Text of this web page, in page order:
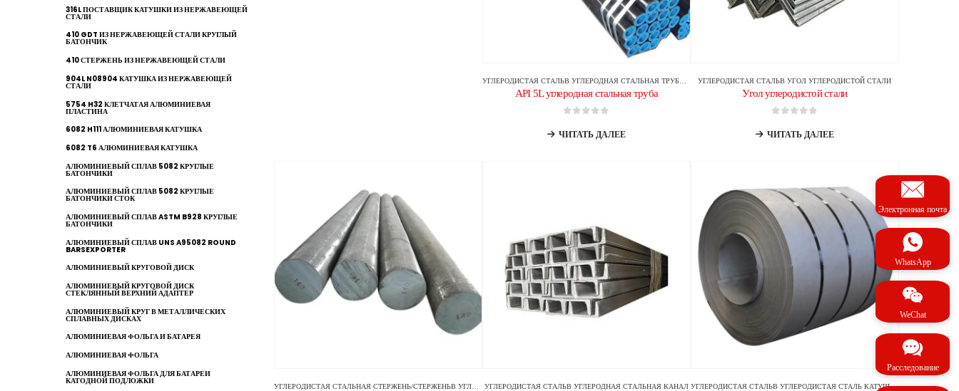
УГЛЕРОДИСТАЯ СТАЛЬВ УГЛЕРОДНАЯ СТАЛЬНАЯ ТРУБА/ТРУБКА
API 5L углеродная стальная труба
ЧИТАТЬ ДАЛЕЕ
УГЛЕРОДИСТАЯ СТАЛЬВУГОЛ УГЛЕРОДИСТОЙ СТАЛИ
Угол углеродистой стали
ЧИТАТЬ ДАЛЕЕ
УГЛЕРОДИСТАЯ СТАЛЬНАЯ СТЕРЖЕНЬ/СТЕРЖЕНЬВ УГЛЕРОДИСТАЯ СТАЛЬ УГЛЕРОДИСТАЯ СТАЛЬВ УГЛЕРОДНАЯ СТАЛЬНАЯ КАНАЛ УГЛЕРОДИСТАЯ СТАЛЬВ УГЛЕРОДИСТАЯ СТАЛЬ КАТУШКА
316L ПОСТАВЩИК КАТУШКИ ИЗ НЕРЖАВЕЮЩЕЙ
СТАЛИ
410 GDT ИЗ НЕРЖАВЕЮЩЕЙ СТАЛИ КРУГЛЫЙ
БАТОНЧИК
410 СТЕРЖЕНЬ ИЗ НЕРЖАВЕЮЩЕЙ СТАЛИ
904L N08904 КАТУШКА ИЗ НЕРЖАВЕЮЩЕЙ
СТАЛИ
5754 H32 КЛЕТЧАТАЯ АЛЮМИНИЕВАЯ
ПЛАСТИНА
6082 H111 АЛЮМИНИЕВАЯ КАТУШКА
6082 T6 АЛЮМИНИЕВАЯ КАТУШКА
АЛЮМИНИЕВЫЙ СПЛАВ 5082 КРУГЛЫЕ
БАТОНЧИКИ
АЛЮМИНИЕВЫЙ СПЛАВ 5082 КРУГЛЫЕ
БАТОНЧИКИ СТОК
АЛЮМИНИЕВЫЙ СПЛАВ ASTM B928 КРУГЛЫЕ
БАТОНЧИКИ
АЛЮМИНИЕВЫЙ СПЛАВ UNS A95082 ROUND
BARSEXPORTER
АЛЮМИНИЕВЫЙ КРУГОВОЙ ДИСК
АЛЮМИНИЕВЫЙ КРУГОВОЙ ДИСК
СТЕКЛЯННЫЙ ВЕРХНИЙ АДАПТЕР
АЛЮМИНИЕВЫЙ КРУГ В МЕТАЛЛИЧЕСКИХ
СПЛАВНЫХ ДИСКАХ
АЛЮМИНИЕВАЯ ФОЛЬГА И БАТАРЕЯ
АЛЮМИНИЕВАЯ ФОЛЬГА
АЛЮМИНИЕВАЯ ФОЛЬГА ДЛЯ БАТАРЕИ
КАТОДНОЙ ПОДЛОЖКИ
Электронная почта
WhatsApp
WeChat
Расследование